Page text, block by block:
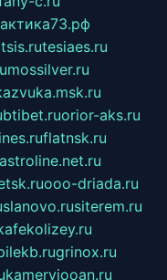
tesiaes.ru
mossilver.ru
orior-aks.ru
flatnsk.ru
astroline.net.ru
ooo-driada.ru
siterem.ru
grinox.ru
kameryjooan.ru